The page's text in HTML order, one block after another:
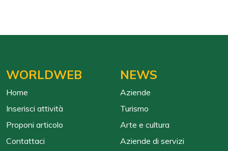
WORLDWEB
Home
Inserisci attività
Proponi articolo
Contattaci
NEWS
Aziende
Turismo
Arte e cultura
Aziende di servizi